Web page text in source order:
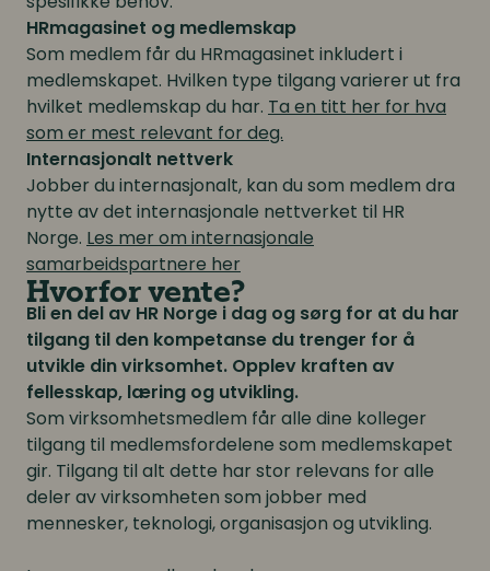
HRmagasinet og medlemskap
Som medlem får du HRmagasinet inkludert i
medlemskapet. Hvilken type tilgang varierer ut fra
hvilket medlemskap du har. Ta en titt her for hva
som er mest relevant for deg.
Internasjonalt nettverk
Jobber du internasjonalt, kan du som medlem dra
nytte av det internasjonale nettverket til HR
Norge. Les mer om internasjonale
samarbeidspartnere her
Hvorfor vente?
Bli en del av HR Norge i dag og sørg for at du har
tilgang til den kompetanse du trenger for å
utvikle din virksomhet. Opplev kraften av
fellesskap, læring og utvikling.
Som virksomhetsmedlem får alle dine kolleger
tilgang til medlemsfordelene som medlemskapet
gir. Tilgang til alt dette har stor relevans for alle
deler av virksomheten som jobber med
mennesker, teknologi, organisasjon og utvikling.